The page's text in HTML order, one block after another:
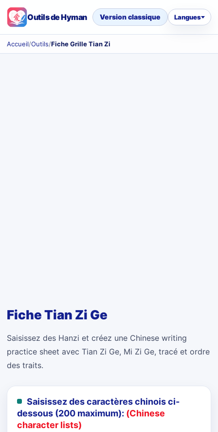
Outils de Hyman Version classique Langues
Accueil/Outils/Fiche Grille Tian Zi
Fiche Tian Zi Ge
Saisissez des Hanzi et créez une Chinese writing
practice sheet avec Tian Zi Ge, Mi Zi Ge, tracé et ordre
des traits.
Saisissez des caractères chinois ci-
dessous (200 maximum): (Chinese
character lists)